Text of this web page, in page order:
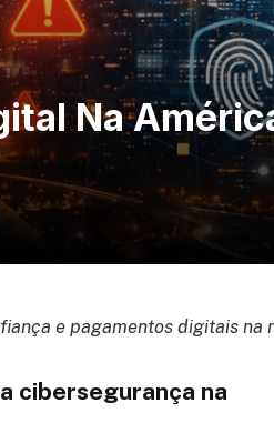
Na
e pagamentos digitais na
cibersegurança na